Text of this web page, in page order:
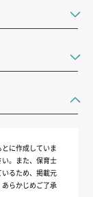
に作成していま
。また、保育士
るため、掲載元
らかじめご了承